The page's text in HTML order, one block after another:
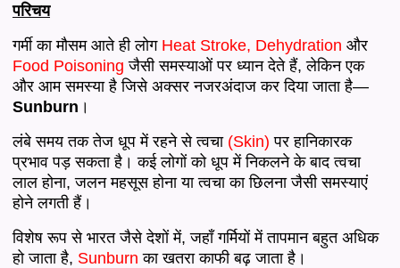
परिचय
गर्मी का मौसम आते ही लोगHeat Stroke, Dehydration और
Food Poisoning जैसी समस्याओं पर ध्यान देते हैं, लेकिन एक
और आम समस्या है जिसे अक्सर नजरअंदाज कर दिया जाता है—
Sunburn ।
लंबे समय तक तेज धूप में रहने से त्वचा (Skin) पर हानिकारक
प्रभाव पड़ सकता है। कई लोगों को धूप में निकलने के बाद त्वचा
लाल होना, जलन महसूस होना या त्वचा का छिलना जैसी समस्याएं
होने लगती हैं।
विशेष रूप से भारत जैसे देशों में, जहाँ गर्मियों में तापमान बहुत अधिक
हो जाता है, Sunburn का खतरा काफी बढ़ जाता है।